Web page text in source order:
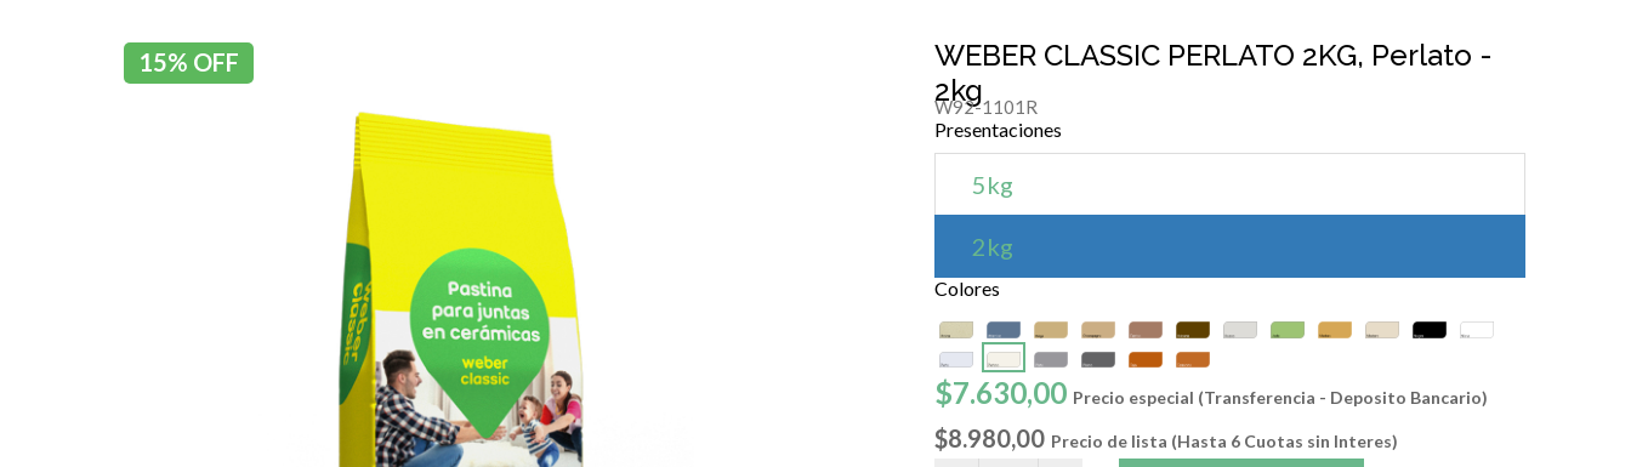
15% OFF
WEBER CLASSIC PERLATO 2KG, Perlato -
2kg
W92-1101R
Presentaciones
5kg
2kg
Colores
$7.630,00 Precio especial (Transferencia - Deposito Bancario)
$8.980,00 Precio de lista (Hasta 6 Cuotas sin Interes)